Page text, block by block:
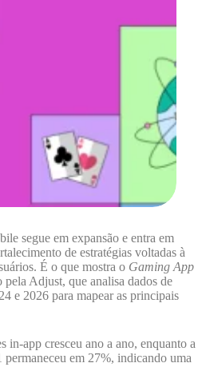
segue em expansão e entra em
de estratégias voltadas à
É o que mostra o Gaming App
pela Adjust, que analisa dados de
e 2026 para mapear as principais
in-app cresceu ano a ano, enquanto a
em 27%, indicando uma